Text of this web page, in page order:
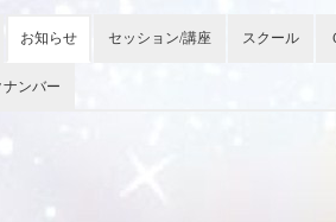
お知らせ セッション/講座 スクール
ンバー